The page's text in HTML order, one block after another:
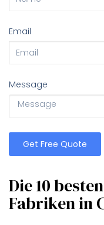
Email
Message
Get Free Quote
Die 10
Fabriken in